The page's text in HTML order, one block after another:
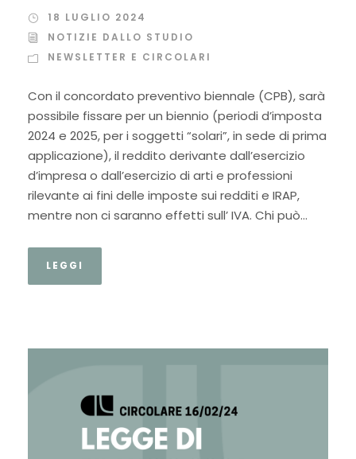
18 LUGLIO 2024
NOTIZIE DALLO STUDIO
NEWSLETTER E CIRCOLARI
Con il concordato preventivo biennale (CPB), sarà
possibile fissare per un biennio (periodi d’imposta
2024 e 2025, per i soggetti “solari”, in sede di prima
applicazione), il reddito derivante dall’esercizio
d’impresa o dall’esercizio di arti e professioni
rilevante ai fini delle imposte sui redditi e IRAP,
mentre non ci saranno effetti sull’ IVA. Chi può...
LEGGI